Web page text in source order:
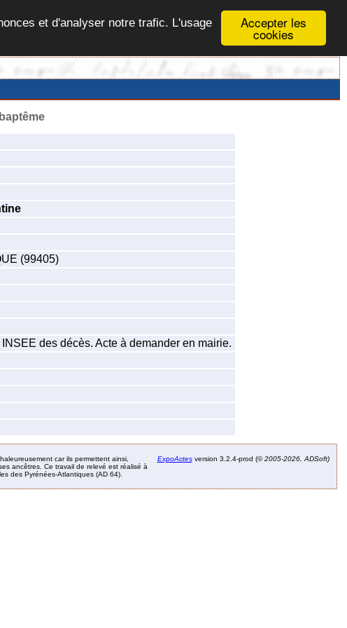
Accepter les
cookies
et d'analyser notre trafic. L'usage
(99405)
des décès. Acte à demander en mairie.
car ils permettent ainsi,
ancêtres. Ce travail de relevé est réalisé à
des Pyrénées-Atlantiques (AD 64).
ExpoActesversion 3.2.4-prod (©2005-2026, ADSoft)